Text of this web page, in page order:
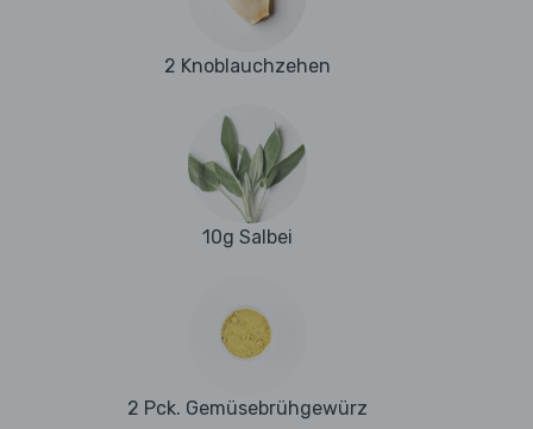
2 Knoblauchzehen
10g Salbei
2 Pck. Gemüsebrühgewürz